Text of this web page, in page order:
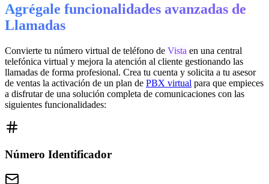
Agrégale funcionalidades avanzadas de
Llamadas
Convierte tu número virtual de teléfono de Vista en una central
telefónica virtual y mejora la atención al cliente gestionando las
llamadas de forma profesional. Crea tu cuenta y solicita a tu asesor
de ventas la activación de un plan de PBX virtual para que empieces
a disfrutar de una solución completa de comunicaciones con las
siguientes funcionalidades:
Número Identificador